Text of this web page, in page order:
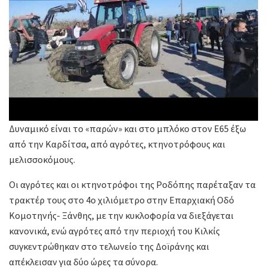
Δυναμικό είναι το «παρών» και στο μπλόκο στον Ε65 έξω
από την Καρδίτσα, από αγρότες, κτηνοτρόφους και
μελισσοκόμους.
Οι αγρότες και οι κτηνοτρόφοι της Ροδόπης παρέταξαν τα
τρακτέρ τους στο 4ο χιλιόμετρο στην Επαρχιακή Οδό
Κομοτηνής- Ξάνθης, με την κυκλοφορία να διεξάγεται
κανονικά, ενώ αγρότες από την περιοχή του Κιλκίς
συγκεντρώθηκαν στο τελωνείο της Δοϊράνης και
απέκλεισαν για δύο ώρες τα σύνορα.